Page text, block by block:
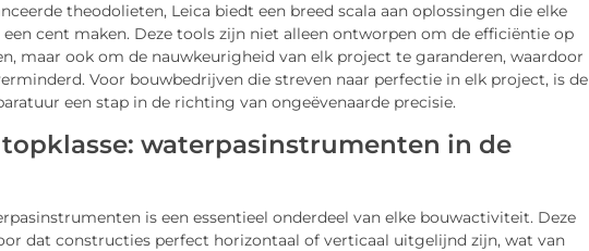
theodolieten, Leica biedt een breed scala aan oplossingen die elke
cent maken. Deze tools zijn niet alleen ontworpen om de efficiëntie op
maar ook om de nauwkeurigheid van elk project te garanderen, waardoor
Voor bouwbedrijven die streven naar perfectie in elk project, is de
een stap in de richting van ongeëvenaarde precisie.
waterpasinstrumenten in de
is een essentieel onderdeel van elke bouwactiviteit. Deze
dat constructies perfect horizontaal of verticaal uitgelijnd zijn, wat van